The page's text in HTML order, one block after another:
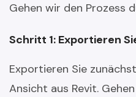
Gehen wir den Prozess
Schritt 1: Exportieren
Exportieren Sie
Ansicht aus Revit.